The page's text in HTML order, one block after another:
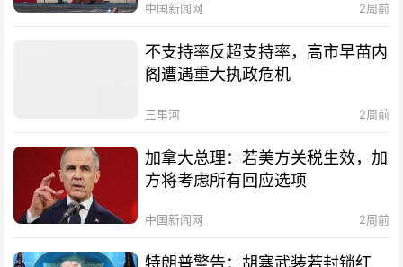
中国新闻网 2周前
不支持率反超支持率，高市早苗内
阁遭遇重大执政危机
三里河 2周前
加拿大总理：若美方关税生效，加
方将考虑所有回应选项
中国新闻网 2周前
特朗普警告：胡塞武装若封锁红